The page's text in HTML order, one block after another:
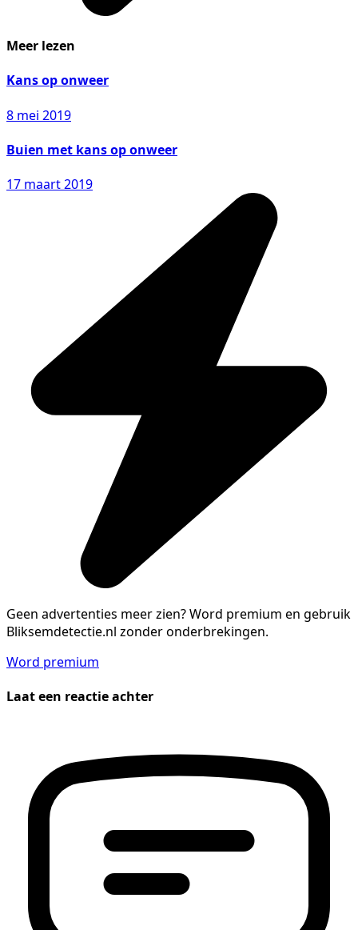
Meer lezen
Kans op onweer
8 mei 2019
Buien met kans op onweer
17 maart 2019
Geen advertenties meer zien?Word premium en gebruik
Bliksemdetectie.nl zonder onderbrekingen.
Word premium
Laat een reactie achter